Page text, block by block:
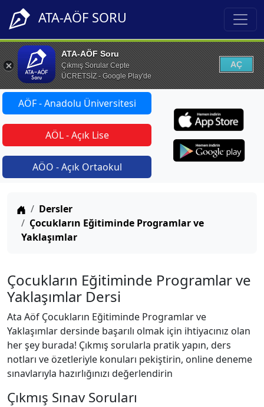
ATA-AÖF SORU
ATA-AÖF Soru
Çıkmış Sorular Cepte
ÜCRETSİZ - Google Play'de
AÇ
AÖF - Anadolu Üniversitesi
AÖL - Açık Lise
AÖO - Açık Ortaokul
Anasayfa
Dersler
Çocukların Eğitiminde Programlar ve
Yaklaşımlar
Çocukların Eğitiminde Programlar ve
Yaklaşımlar Dersi
Ata Aöf Çocukların Eğitiminde Programlar ve
Yaklaşımlar dersinde başarılı olmak için ihtiyacınız olan
her şey burada! Çıkmış sorularla pratik yapın, ders
notları ve özetleriyle konuları pekiştirin, online deneme
sınavlarıyla hazırlığınızı değerlendirin
Çıkmış Sınav Soruları